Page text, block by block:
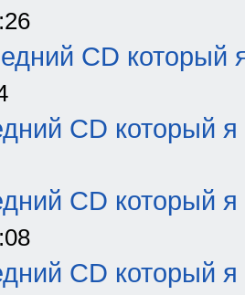
CD который
CD который я
CD который я
CD который я